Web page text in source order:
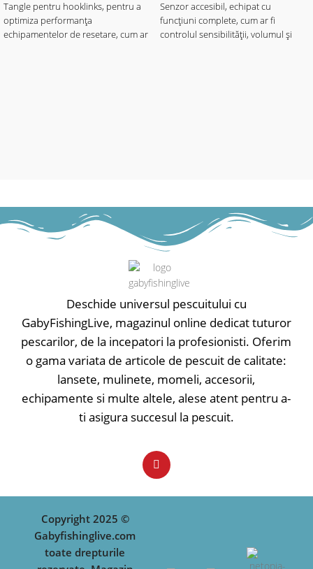
Tangle pentru hooklinks, pentru a
optimiza performanța
echipamentelor de resetare, cum ar
Senzor accesibil, echipat cu
funcțiuni complete, cum ar fi
controlul sensibilității, volumul și
• Volumul reglabil - poate fi redus la
zero
• Ton reglabil
• Lumina LED Combi servește ca
indicator de prezentare și indicator
de putere / 20 sec. amurg
• Lumina de noapte reglabilă
separat
• Finisaj moale la atingere
• Mufa de alimentare
• Compartiment separat pentru
baterii
• Alimentare cu baterie 9V
Deschide universul pescuitului cu
GabyFishingLive, magazinul online dedicat tuturor
pescarilor, de la incepatori la profesionisti. Oferim
o gama variata de articole de pescuit de calitate:
lansete, mulinete, momeli, accesorii,
echipamente si multe altele, alese atent pentru a-
ti asigura succesul la pescuit.
Copyright 2025 ©
Gabyfishinglive.com
toate drepturile